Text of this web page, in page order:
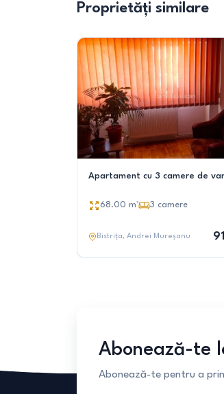
Proprietăți similare
Apartament cu 3 camere de
68.00 m² 3 camere
Bistrița, Andrei Mureșanu
Abonează-te
Abonează-te pentru a